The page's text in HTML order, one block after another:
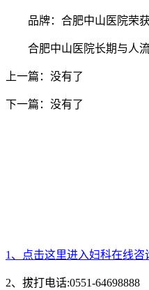
品牌：合肥中山医院荣获“
合肥中山医院长期与人流
上一篇：没有了
下一篇：没有了
1、点击这里进入妇科在线咨
2、拔打电话:0551-64698888